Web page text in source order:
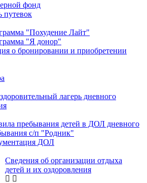
фонд
путевок
"Похудение Лайт"
"Я донор"
о бронировании и приобретении
лагерь дневного
пребывания детей в ДОЛ дневного
с/п "Родник"
ДОЛ
Сведения об организации отдыха
детей и их оздоровления